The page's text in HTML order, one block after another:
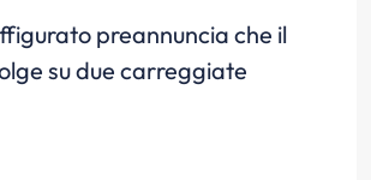
preannuncia che il
su due carreggiate